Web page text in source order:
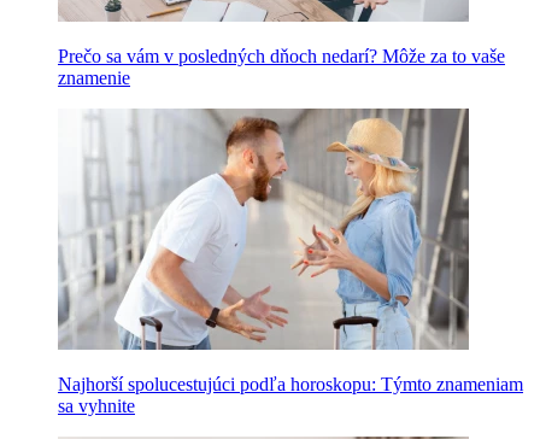
Prečo sa vám v posledných dňoch nedarí? Môže za to vaše
znamenie
Najhorší spolucestujúci podľa horoskopu: Týmto znameniam
sa vyhnite